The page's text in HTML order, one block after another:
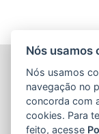
AGÊNCIA
PEQUENAS
Av. Nossa Sra.
Nós usamos
Nós usamos
navegação no
concorda com
cookies. Para
feito, acesse